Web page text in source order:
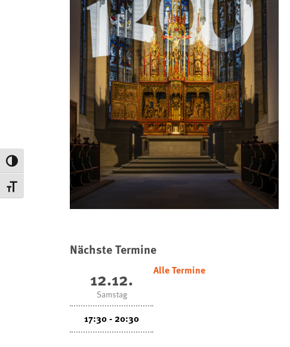
Umschalten auf hohe Kontraste
Schrift vergrößern
Nächste Termine
12.12.
Samstag
17:30 - 20:30
Alle Termine